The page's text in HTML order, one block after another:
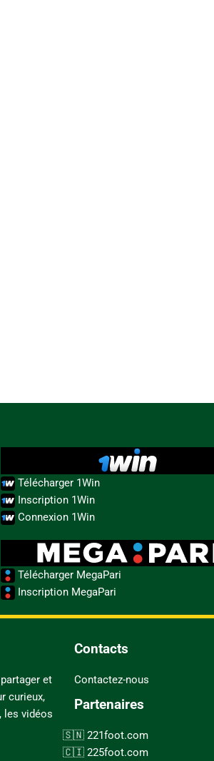
Télécharger 1Win
Inscription 1Win
Connexion 1Win
Télécharger MegaPari
Inscription MegaPari
et
curieux,
les vidéos
Contacts
Contactez-nous
Partenaires
221foot.com
225foot.com